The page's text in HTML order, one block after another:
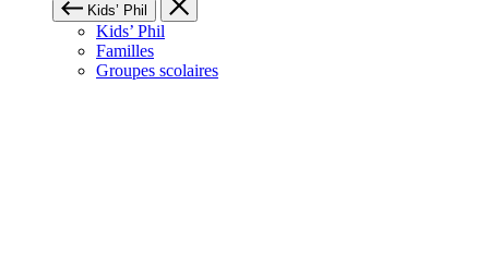
Kids’ Phil
Kids’ Phil
Familles
Groupes scolaires